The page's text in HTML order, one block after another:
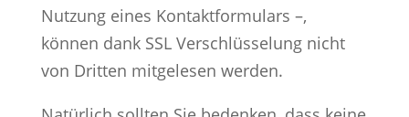
Nutzung eines Kontaktformulars –,
können dank SSL Verschlüsselung nicht
von Dritten mitgelesen werden.